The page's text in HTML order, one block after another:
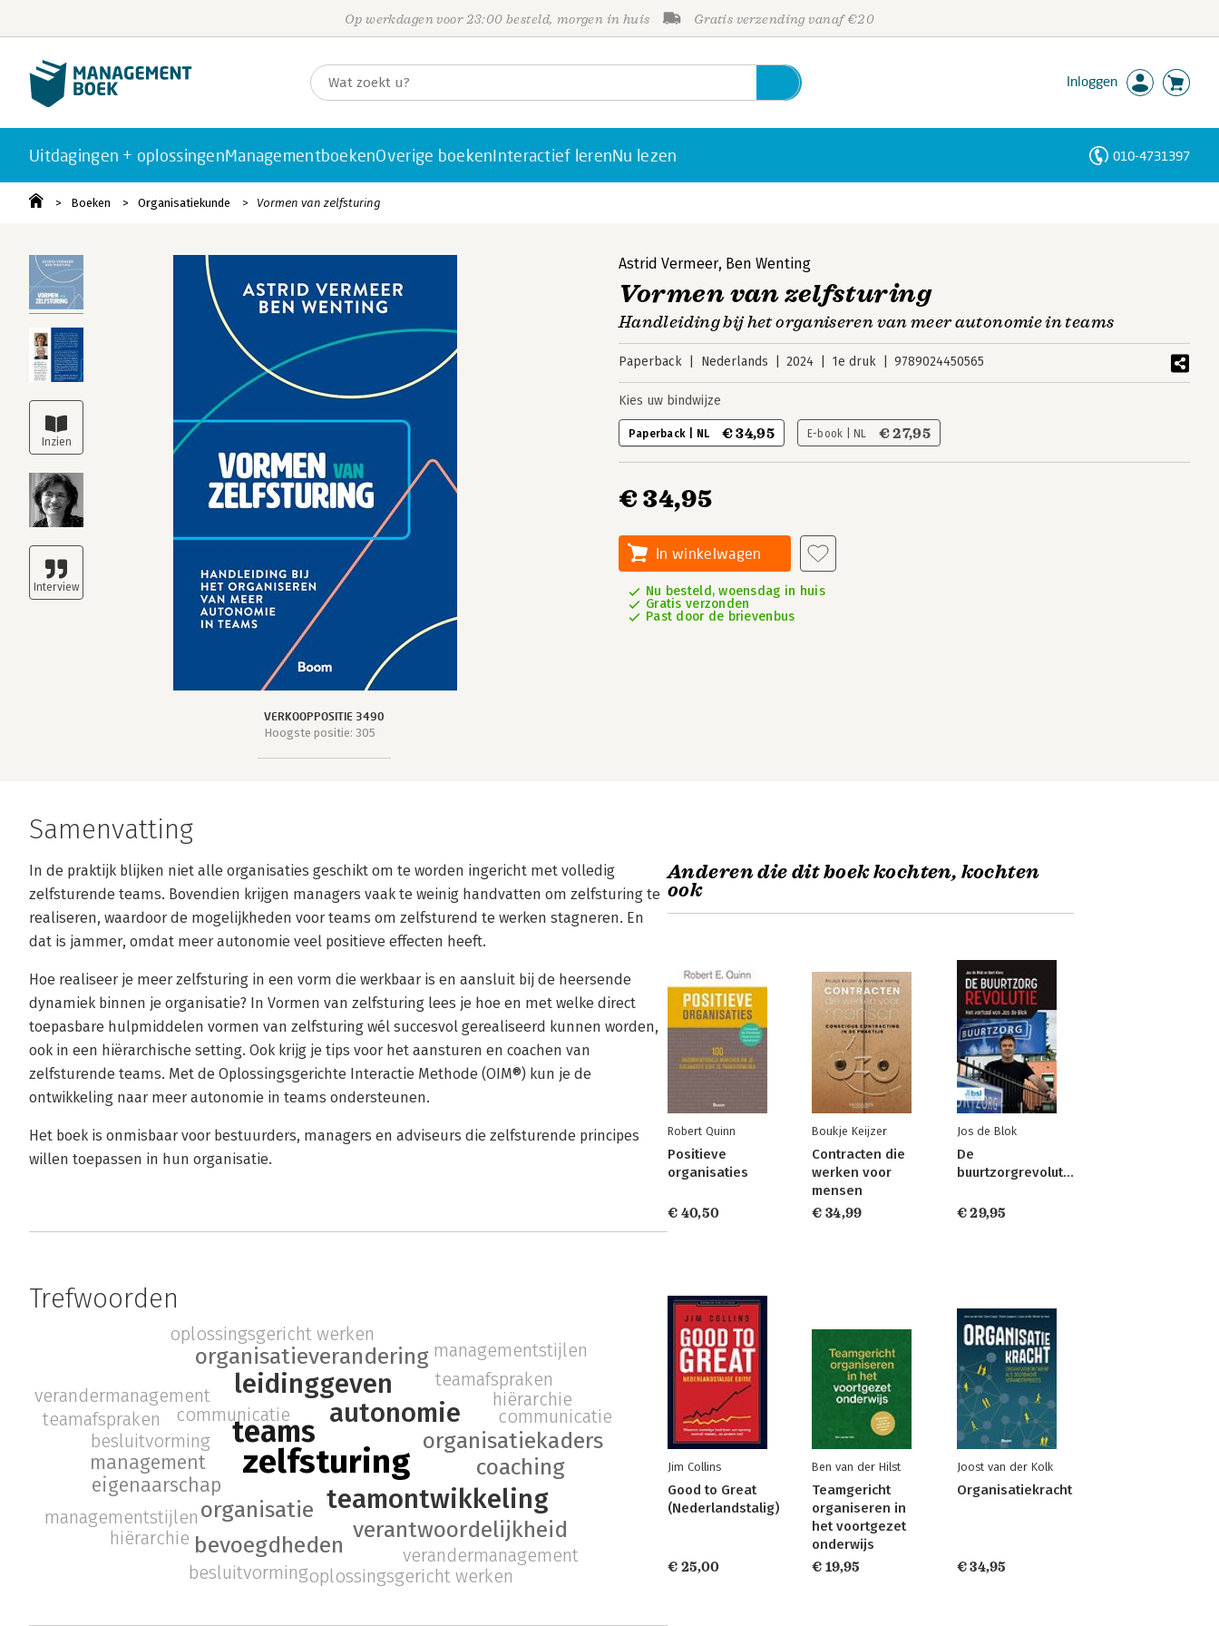
Op werkdagen voor 23:00 besteld, morgen in huis Gratis verzending vanaf €20
Inloggen
Uitdagingen + oplossingenManagementboekenOverige boekenInteractief lerenNu lezen 010-4731397
Boeken Organisatiekunde Vormen van zelfsturing
VERKOOPPOSITIE 3490
Hoogste positie: 305
Astrid Vermeer, Ben Wenting
Vormen van zelfsturing
Handleiding bij het organiseren van meer autonomie in teams
Paperback Nederlands 2024 1e druk 9789024450565
Kies uw bindwijze
Paperback | NL € 34,95 E-book | NL € 27,95
€ 34,95
In winkelwagen
Nu besteld, woensdag in huis
Gratis verzonden
Past door de brievenbus
Samenvatting
In de praktijk blijken niet alle organisaties geschikt om te worden ingericht met volledig
zelfsturende teams. Bovendien krijgen managers vaak te weinig handvatten om zelfsturing te
realiseren, waardoor de mogelijkheden voor teams om zelfsturend te werken stagneren. En
dat is jammer, omdat meer autonomie veel positieve effecten heeft.
Hoe realiseer je meer zelfsturing in een vorm die werkbaar is en aansluit bij de heersende
dynamiek binnen je organisatie? In Vormen van zelfsturing lees je hoe en met welke direct
toepasbare hulpmiddelen vormen van zelfsturing wél succesvol gerealiseerd kunnen worden,
ook in een hiërarchische setting. Ook krijg je tips voor het aansturen en coachen van
zelfsturende teams. Met de Oplossingsgerichte Interactie Methode (OIM®) kun je de
ontwikkeling naar meer autonomie in teams ondersteunen.
Het boek is onmisbaar voor bestuurders, managers en adviseurs die zelfsturende principes
willen toepassen in hun organisatie.
Trefwoorden
zelfsturing
teams
autonomie
teamontwikkeling
leidinggeven
verantwoordelijkheid
organisatiekaders
organisatie
coaching
bevoegdheden
organisatieverandering
eigenaarschap
management
communicatie
besluitvorming
teamafspraken
verandermanagement
hiërarchie
oplossingsgericht werken
managementstijlen
communicatie
besluitvorming
teamafspraken
verandermanagement
hiërarchie
oplossingsgericht werken
managementstijlen
Anderen die dit boek kochten, kochten
ook
Robert Quinn
Positieve
organisaties
€ 40,50
Boukje Keijzer
Contracten die
werken voor
mensen
€ 34,99
Jos de Blok
De
buurtzorgrevolutie
€ 29,95
Jim Collins
Good to Great
(Nederlandstalig)
€ 25,00
Ben van der Hilst
Teamgericht
organiseren in
het voortgezet
onderwijs
€ 19,95
Joost van der Kolk
Organisatiekracht
€ 34,95
Personen